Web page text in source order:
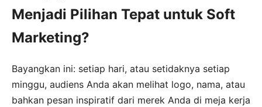
Menjadi Pilihan Tepat untuk Soft
Marketing?
Bayangkan ini: setiap hari, atau setidaknya setiap
minggu, audiens Anda akan melihat logo, nama, atau
bahkan pesan inspiratif dari merek Anda di meja kerja